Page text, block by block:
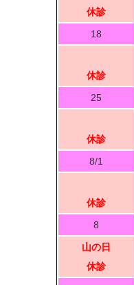
休診
18
休診
25
休診
8/1
休診
8
山の日
休診